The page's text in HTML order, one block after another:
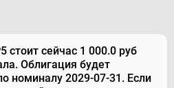
стоит сейчас 1 000.0 руб
Облигация будет
номиналу 2029-07-31. Если